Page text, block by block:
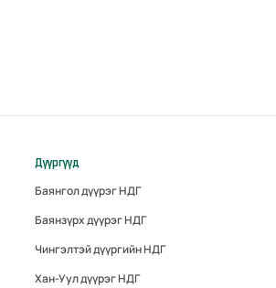
Дүүргүүд
Баянгол дүүрэг НДГ
Баянзүрх дүүрэг НДГ
Чингэлтэй дүүргийн НДГ
Хан-Уул дүүрэг НДГ